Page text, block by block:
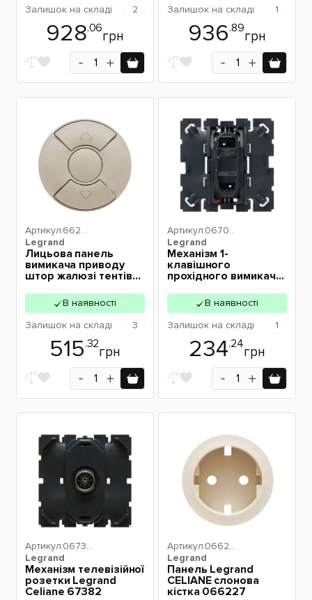
Залишок на складі 2
928.06
грн
Залишок на складі 1
936.89
грн
Legrand
Артикул:6629
0
Лицьова панель
вимикача приводу
штор жалюзі тентів
слонова кістка
066290В наявності
Залишок на складі 3
515.32
грн
Legrand
Артикул:06700
1
Механізм 1-
клавішного
прохідного вимикача
067001В наявності
Залишок на складі 1
234.24
грн
Legrand
Артикул:06738
2
Механізм телевізійної
розетки Legrand
Celiane 67382
Legrand
Артикул:06622
7
Панель Legrand
CELIANE слонова
кістка 066227